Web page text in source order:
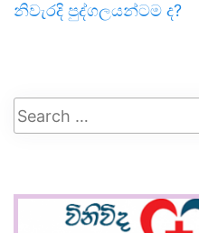
නිවැරදි පුද්ගලයන්ටම ද?